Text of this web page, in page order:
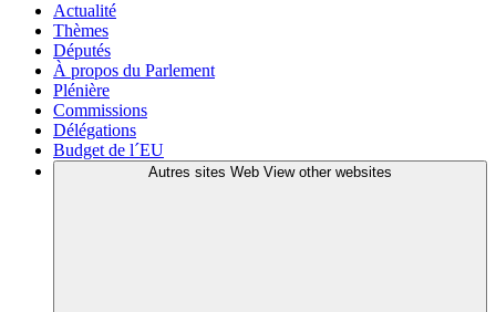
Actualité
Thèmes
Députés
À propos du Parlement
Plénière
Commissions
Délégations
Budget de l´EU
Autres sites Web View other websites